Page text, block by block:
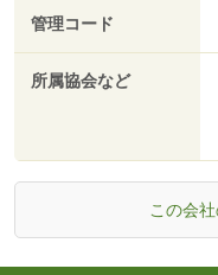
管理コード
所属協会など
この会